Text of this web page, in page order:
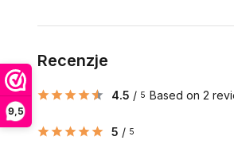
9,5
Recenzje
4.5 / 5 Based on 2
5 / 5